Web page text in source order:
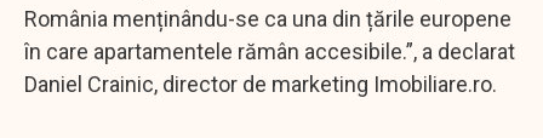
România menținându-se ca una din țările europene
în care apartamentele rămân accesibile.”, a declarat
Daniel Crainic, director de marketing Imobiliare.ro.